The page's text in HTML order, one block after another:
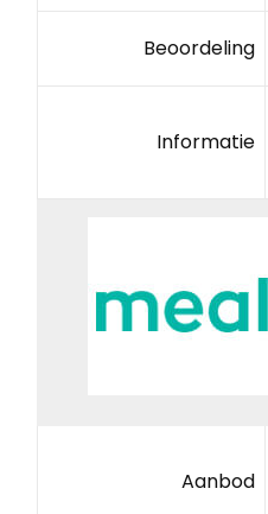
Beoordeling
Informatie
Aanbod